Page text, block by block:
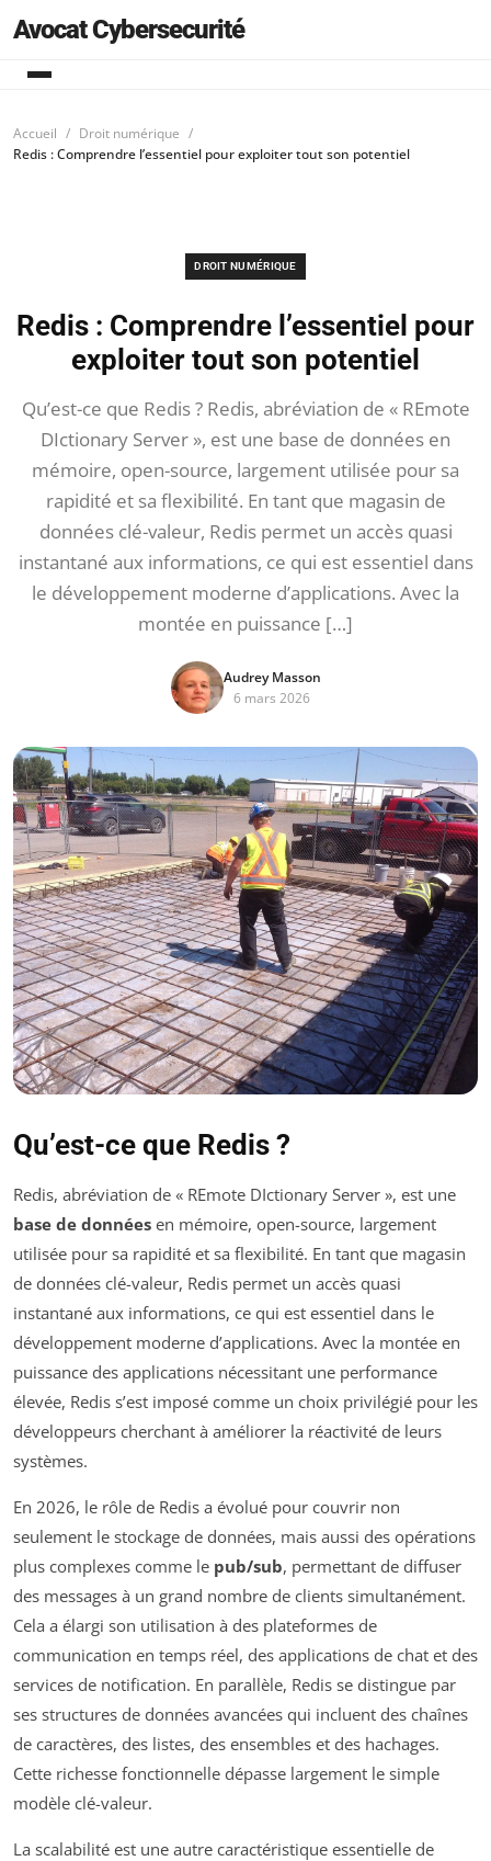
Avocat Cybersecurité
Accueil
Droit numérique
Redis : Comprendre l’essentiel pour exploiter tout son potentiel
DROIT NUMÉRIQUE
Redis : Comprendre l’essentiel pour
exploiter tout son potentiel
Qu’est-ce que Redis ? Redis, abréviation de « REmote
DIctionary Server », est une base de données en
mémoire, open-source, largement utilisée pour sa
rapidité et sa flexibilité. En tant que magasin de
données clé-valeur, Redis permet un accès quasi
instantané aux informations, ce qui est essentiel dans
le développement moderne d’applications. Avec la
montée en puissance […]
Audrey Masson
6 mars 2026
Qu’est-ce que Redis ?
Redis, abréviation de « REmote DIctionary Server », est une
base de données en mémoire, open-source, largement
utilisée pour sa rapidité et sa flexibilité. En tant que magasin
de données clé-valeur, Redis permet un accès quasi
instantané aux informations, ce qui est essentiel dans le
développement moderne d’applications. Avec la montée en
puissance des applications nécessitant une performance
élevée, Redis s’est imposé comme un choix privilégié pour les
développeurs cherchant à améliorer la réactivité de leurs
systèmes.
En 2026, le rôle de Redis a évolué pour couvrir non
seulement le stockage de données, mais aussi des opérations
plus complexes comme le pub/sub, permettant de diffuser
des messages à un grand nombre de clients simultanément.
Cela a élargi son utilisation à des plateformes de
communication en temps réel, des applications de chat et des
services de notification. En parallèle, Redis se distingue par
ses structures de données avancées qui incluent des chaînes
de caractères, des listes, des ensembles et des hachages.
Cette richesse fonctionnelle dépasse largement le simple
modèle clé-valeur.
La scalabilité est une autre caractéristique essentielle de